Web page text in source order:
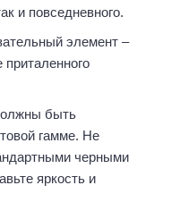
и повседневного.
элемент –
быть
гамме. Не
черными
яркость и